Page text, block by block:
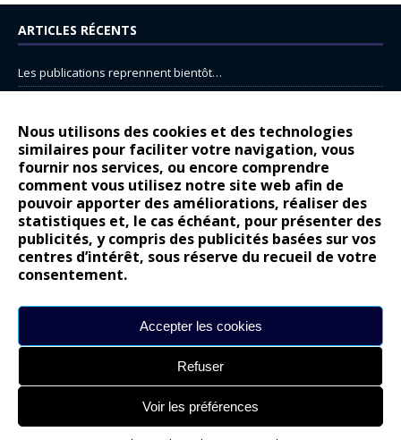
Nous utilisons des cookies et des technologies
similaires pour faciliter votre navigation, vous
fournir nos services, ou encore comprendre
comment vous utilisez notre site web afin de
pouvoir apporter des améliorations, réaliser des
statistiques et, le cas échéant, pour présenter des
publicités, y compris des publicités basées sur vos
centres d’intérêt, sous réserve du recueil de votre
consentement.
Accepter les cookies
Refuser
Voir les préférences
ARTICLES RÉCENTS
Les publications reprennent bientôt…
14 juillet : nouveau film de marque pour Citroën
Renault Espace : voyage, voyage…
Peugeot E-208 GTi : naissance d’une légende
COMMENTAIRES RÉCENTS
Bernard DardartdansDacia Sandero : pour les gens vrais
Alpine A290 : L’irrésistible attraction de la légèreté
leroydansLancia Ypsilon : naturellement envoûtante ?
Nouvelle Opel Corsa : Yes of Corsa !
Site réalisé parAlexandre Hamed